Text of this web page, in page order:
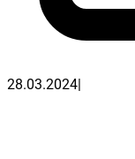
28.03.2024|